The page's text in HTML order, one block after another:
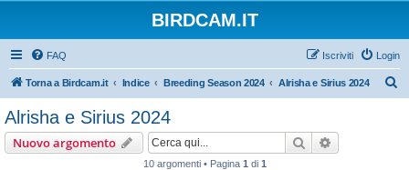
BIRDCAM.IT
FAQ Login
Iscriviti
Torna a Birdcam.it Indice Breeding Season 2024 Alrisha e Sirius 2024
Alrisha e Sirius 2024
Nuovo argomento Cerca
10 argomenti • Pagina 1 di 1